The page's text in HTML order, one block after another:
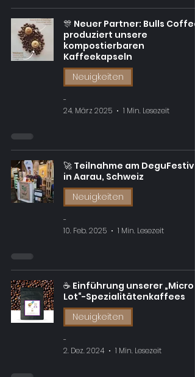
🎊 Neuer Partner: Bulls Coffee
produziert unsere
kompostierbaren
Kaffeekapseln
Neuigkeiten
-
24. März 2025
1 Min. Lesezeit
🚀 Teilnahme am
in Aarau, Schweiz
Neuigkeiten
-
10. Feb. 2025
1 Min. Lesezeit
☕️ Einführung unserer „Micro
Lot“-Spezialitätenkaffees
Neuigkeiten
-
2. Dez. 2024
1 Min. Lesezeit